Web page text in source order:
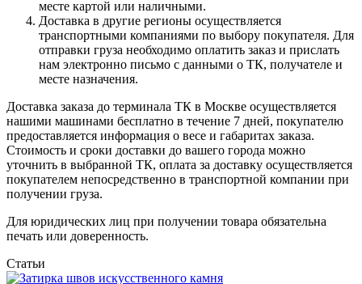
месте картой или наличными.
Доставка в другие регионы осуществляется
транспортными компаниями по выбору покупателя. Для
отправки груза необходимо оплатить заказ и прислать
нам электронно письмо с данными о ТК, получателе и
месте назначения.
Доставка заказа до терминала ТК в Москве осуществляется
нашими машинами бесплатно в течение 7 дней, покупателю
предоставляется информация о весе и габаритах заказа.
Стоимость и сроки доставки до вашего города можно
уточнить в выбранной ТК, оплата за доставку осуществляется
покупателем непосредственно в транспортной компании при
получении груза.
Для юридических лиц при получении товара обязательна
печать или доверенность.
Статьи